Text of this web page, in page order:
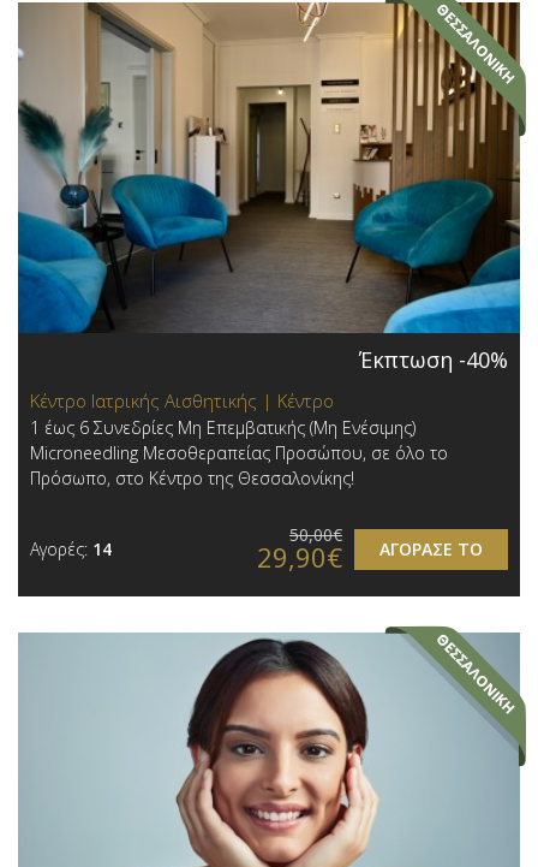
Έκπτωση -40%
Κέντρο Ιατρικής Αισθητικής | Κέντρο
1 έως 6 Συνεδρίες Μη Επεμβατικής (Μη Ενέσιμης)
Microneedling Μεσοθεραπείας Προσώπου, σε όλο το
Πρόσωπο, στο Κέντρο της Θεσσαλονίκης!
Αγορές: 14 ΑΓΟΡΑΣΕ ΤΟ
50,00€
29,90€